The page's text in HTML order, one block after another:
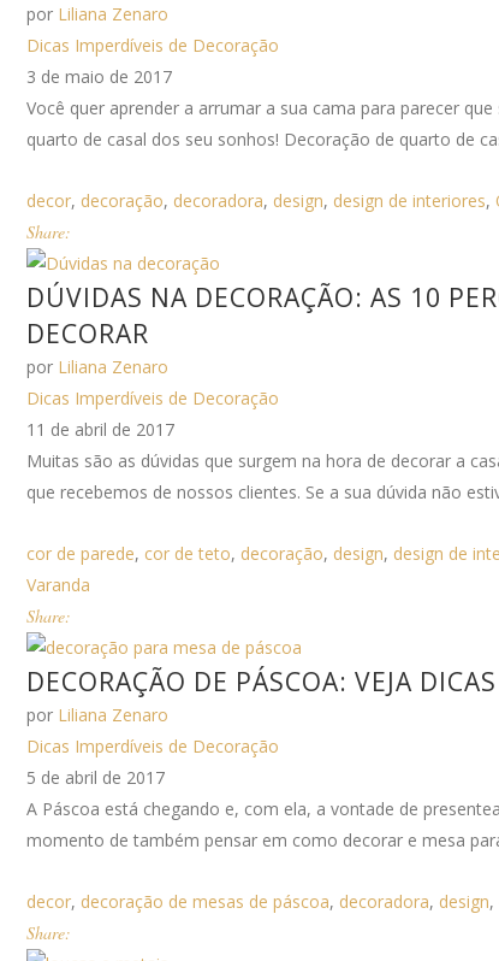
por Liliana Zenaro
Dicas Imperdíveis de Decoração
3 de maio de 2017
Você quer aprender a arrumar a sua cama para parecer
quarto de casal dos seu sonhos! Decoração de quarto de
decor, decoração, decoradora, design, design de interiores,
Share:
DÚVIDAS NA DECORAÇÃO: AS 10
DECORAR
por Liliana Zenaro
Dicas Imperdíveis de Decoração
11 de abril de 2017
Muitas são as dúvidas que surgem na hora de decorar a
que recebemos de nossos clientes. Se a sua dúvida não
cor de parede, cor de teto, decoração, design, design de
Varanda
Share:
DECORAÇÃO DE PÁSCOA: VEJA
por Liliana Zenaro
Dicas Imperdíveis de Decoração
5 de abril de 2017
A Páscoa está chegando e, com ela, a vontade de
momento de também pensar em como decorar e mesa
decor, decoração de mesas de páscoa, decoradora, design,
Share: